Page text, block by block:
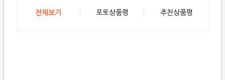
전체보기 포토상품평 추천상품평